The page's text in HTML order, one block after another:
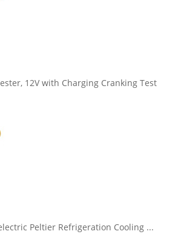
12V with Charging Cranking Test
Peltier Refrigeration Cooling ...